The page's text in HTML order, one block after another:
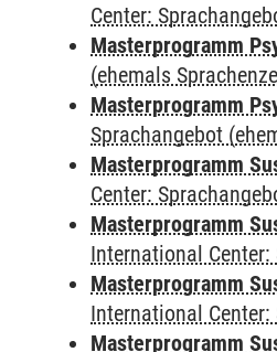
Center:
Masterprogramm
(ehemals
Masterprogramm
Sprachangebot
Masterprogramm
Center:
Masterprogramm
International Center:
Masterprogramm
International Center:
Masterprogramm